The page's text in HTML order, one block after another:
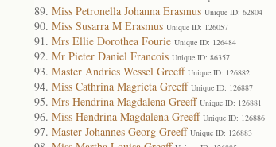
Miss Petronella Johanna Erasmus Unique ID: 62804
Miss Susarra M Erasmus Unique ID: 126057
Mrs Ellie Dorothea Fourie Unique ID: 126484
Mr Pieter Daniel Francois Unique ID: 86357
Master Andries Wessel Greeff Unique ID: 126882
Miss Cathrina Magrieta Greeff Unique ID: 126887
Mrs Hendrina Magdalena Greeff Unique ID: 126881
Miss Hendrina Magdalena Greeff Unique ID: 126886
Master Johannes Georg Greeff Unique ID: 126883